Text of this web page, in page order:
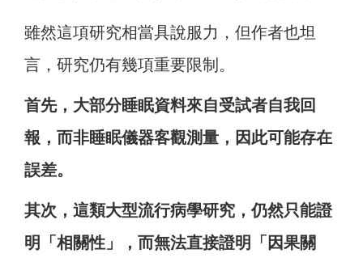
雖然這項研究相當具說服力，但作者也坦
言，研究仍有幾項重要限制。
首先，大部分睡眠資料來自受試者自我回
報，而非睡眠儀器客觀測量，因此可能存在
誤差。
其次，這類大型流行病學研究，仍然只能證
明「相關性」，而無法直接證明「因果關